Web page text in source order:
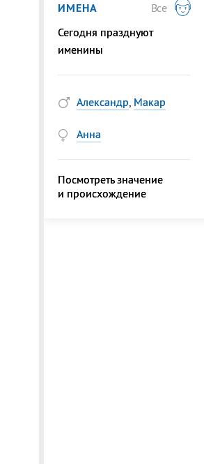
ИМЕНА
Все
Сегодня празднуют
именины
Александр, Макар
Анна
Посмотреть значение
и происхождение